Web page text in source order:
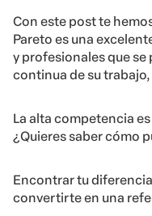
Con este post te
Pareto es una
y profesionales que
continua de su
La alta competencia
¿Quieres saber cómo
Encontrar tu
convertirte en una